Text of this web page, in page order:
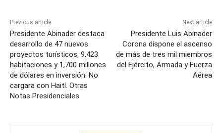
Previous article
Presidente Abinader destaca
desarrollo de 47 nuevos
proyectos turísticos, 9,423
habitaciones y 1,700 millones
de dólares en inversión. No
cargara con Haití. Otras
Notas Presidenciales
Next article
Presidente Luis Abinader
Corona dispone el ascenso
de más de tres mil miembros
del Ejército, Armada y Fuerza
Aérea